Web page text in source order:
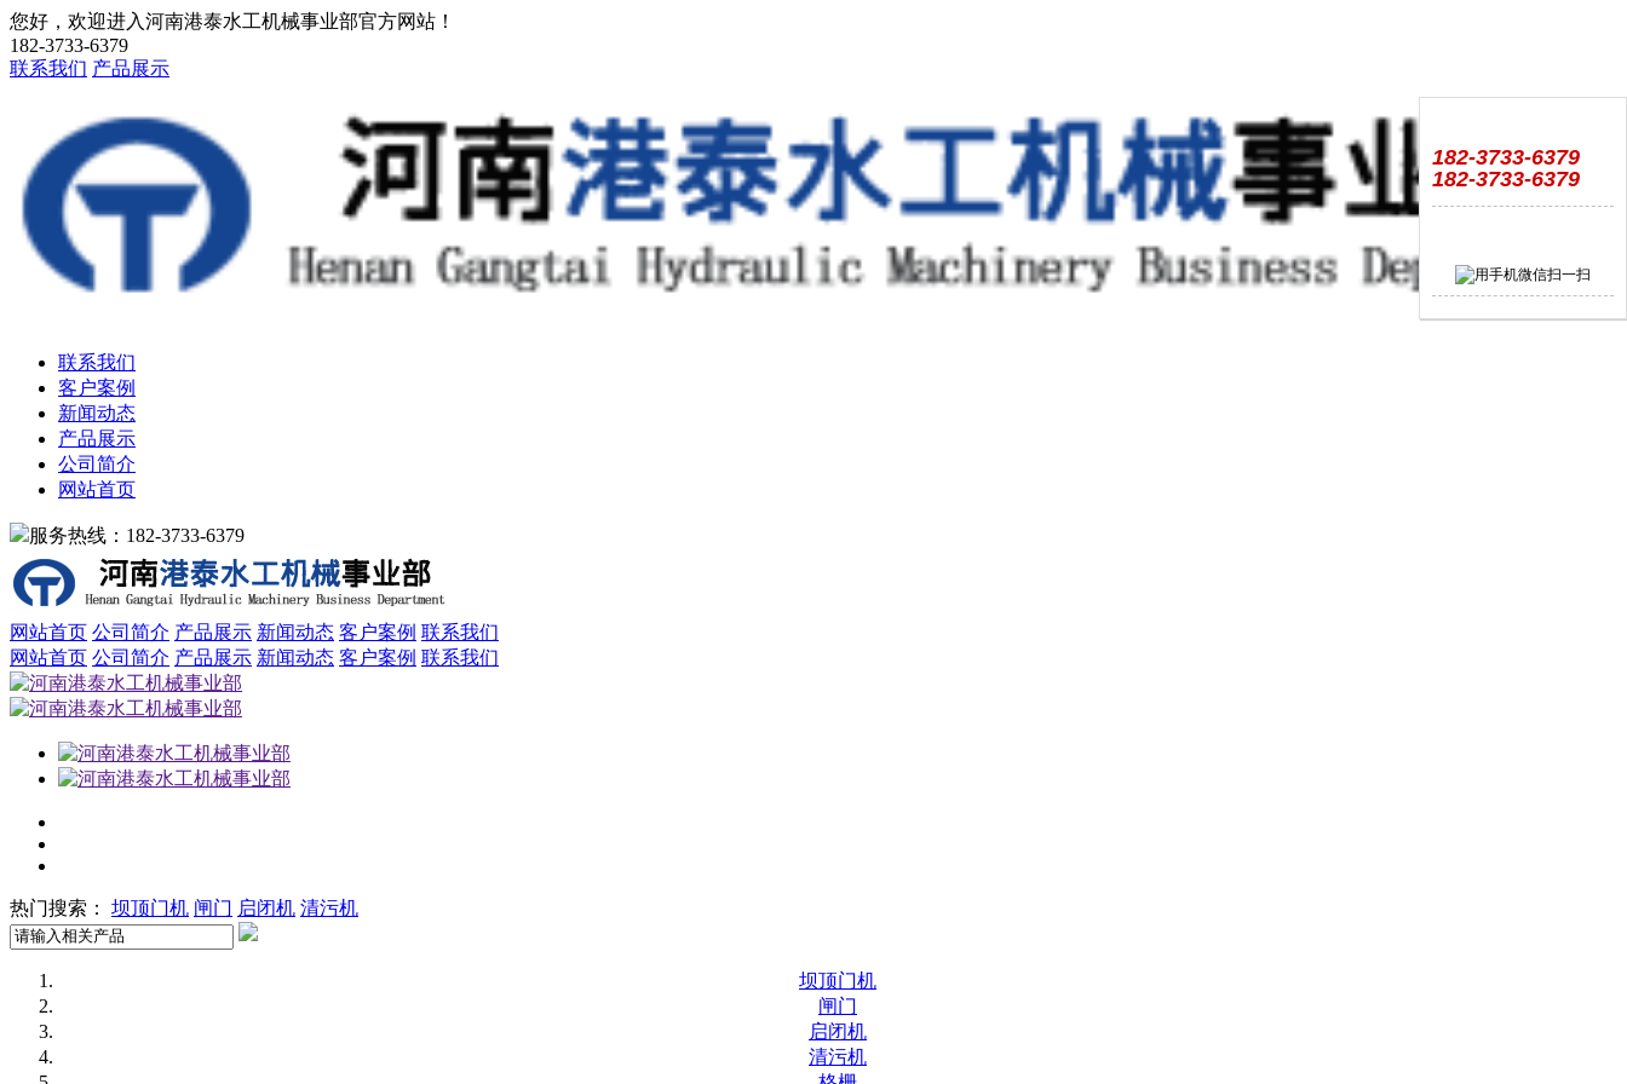
您好，欢迎进入河南港泰水工机械事业部官方网站！
182-3733-6379
联系我们 产品展示
联系我们
客户案例
新闻动态
产品展示
公司简介
网站首页
服务热线：182-3733-6379
网站首页 公司简介 产品展示 新闻动态 客户案例 联系我们
网站首页 公司简介 产品展示 新闻动态 客户案例 联系我们
热门搜索： 坝顶门机 闸门 启闭机 清污机
坝顶门机
闸门
启闭机
清污机
182-3733-6379
182-3733-6379